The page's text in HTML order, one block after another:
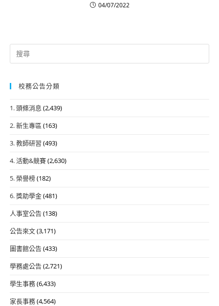
04/07/2022
Search
for:
校務公告分類
1. 頭條消息 (2,439)
2. 新生專區 (163)
3. 教師研習 (493)
4. 活動&競賽(2,630)
5. 榮譽榜(182)
6. 獎助學金(481)
人事室公告(138)
公告來文(3,171)
圖書館公告(433)
學務處公告(2,721)
學生事務(6,433)
家長事務(4,564)